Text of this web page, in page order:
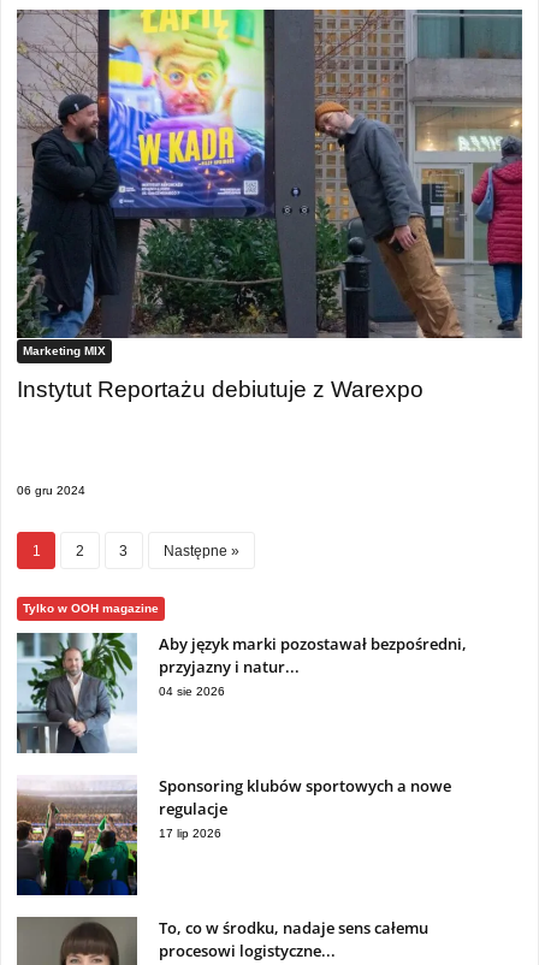
Marketing MIX
Instytut Reportażu debiutuje z Warexpo
06 gru 2024
1 2 3 Następne »
Tylko w OOH magazine
Aby język marki pozostawał bezpośredni,
przyjazny i natur...
04 sie 2026
Sponsoring klubów sportowych a nowe
regulacje
17 lip 2026
To, co w środku, nadaje sens całemu
procesowi logistyczne...